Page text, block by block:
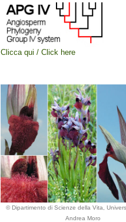
Clicca qui / Click here
© Dipartimento di Scienze della Vita,
Andrea Moro